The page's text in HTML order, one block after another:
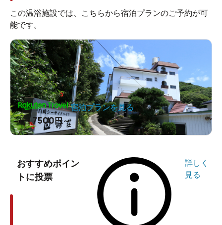
この温浴施設では、こちらから宿泊プランのご予約が可
能です。
1泊7500 円～
宿泊プランを見る
おすすめポイン
トに投票
詳しく
見る